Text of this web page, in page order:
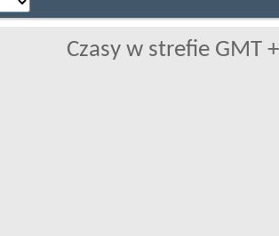
Czasy w strefie GMT